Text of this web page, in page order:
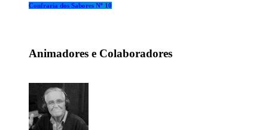
Confraria dos Sabores Nº 10
Animadores e Colaboradores